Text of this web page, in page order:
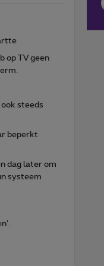
op TV geen
steeds
beperkt
dag later om
systeem